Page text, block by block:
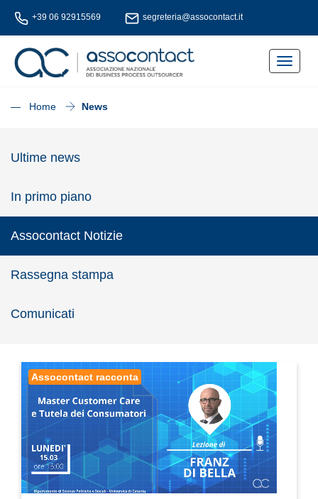
+39 06 92915569 segreteria@assocontact.it
Toggle
— Home News
Ultime news
In primo piano
Assocontact Notizie
Rassegna stampa
Comunicati
Assocontact racconta